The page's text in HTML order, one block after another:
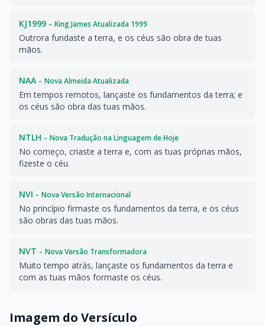
KJ1999 - King James Atualizada 1999
Outrora fundaste a terra, e os céus são obra de tuas
mãos.
NAA - Nova Almeida Atualizada
Em tempos remotos, lançaste os fundamentos da terra; e
os céus são obra das tuas mãos.
NTLH - Nova Tradução na Linguagem de Hoje
No começo, criaste a terra e, com as tuas próprias mãos,
fizeste o céu.
NVI - Nova Versão Internacional
No princípio firmaste os fundamentos da terra, e os céus
são obras das tuas mãos.
NVT - Nova Versão Transformadora
Muito tempo atrás, lançaste os fundamentos da terra e
com as tuas mãos formaste os céus.
Imagem do Versículo